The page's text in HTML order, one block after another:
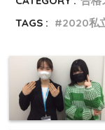
TAGS :
2020私